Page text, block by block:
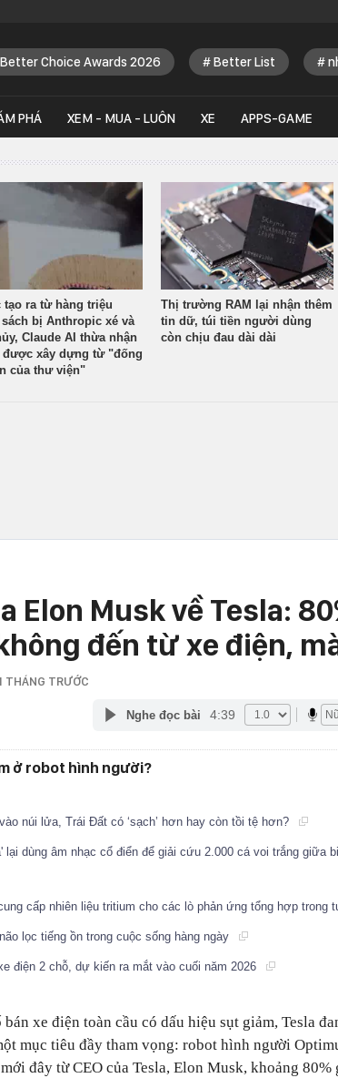
Better Choice Awards 2026 Better List
PHÁ XEM - MUA - LUÔN XE APPS-GAME
ra từ hàng triệu
bị Anthropic xé và
Claude AI thừa nhận
được xây dựng từ "đống
của thư viện"
Thị trường RAM lại nhận thêm
tin dữ, túi tiền người dùng
còn chịu đau dài dài
Elon Musk về Tesla:
đến từ xe điện,
THÁNG TRƯỚC
Nghe đọc bài 4:39
ở robot hình người?
núi lửa, Trái Đất có ‘sạch’ hơn hay còn tồi tệ hơn?
lại dùng âm nhạc cổ điển để giải cứu 2.000 cá voi trắng giữa
cấp nhiên liệu tritium cho các lò phản ứng tổng hợp trong
lọc tiếng ồn trong cuộc sống hàng ngày
điện 2 chỗ, dự kiến ra mắt vào cuối năm 2026
xe điện toàn cầu có dấu hiệu sụt giảm, Tesla
mục tiêu đầy tham vọng: robot hình người
đây từ CEO của Tesla, Elon Musk, khoảng 80%